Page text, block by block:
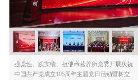
强党性、践实绩、担使命营养所党委开展庆祝
中国共产党成立105周年主题党日活动暨树立